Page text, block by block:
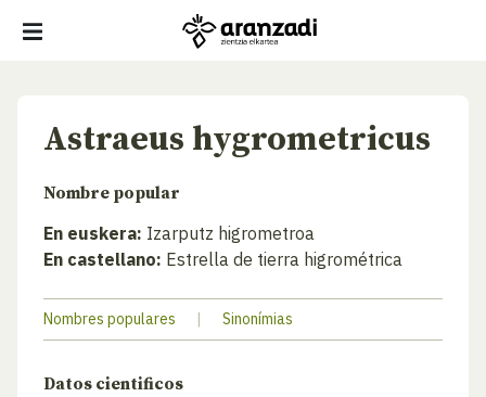
Astraeus hygrometricus
Nombre popular
En euskera: Izarputz higrometroa
En castellano: Estrella de tierra higrométrica
Nombres populares | Sinonímias
Datos cientificos